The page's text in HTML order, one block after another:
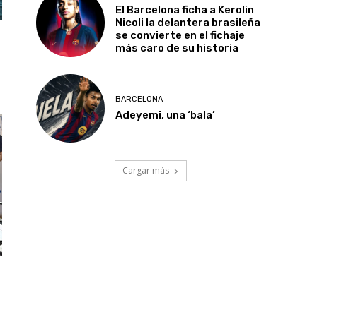
El Barcelona ficha a Kerolin
Nicoli la delantera brasileña
se convierte en el fichaje
más caro de su historia
BARCELONA
Adeyemi, una ‘bala’
Cargar más